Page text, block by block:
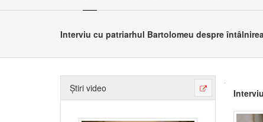
Interviu cu patriarhul Bartolomeu despre
Știri video